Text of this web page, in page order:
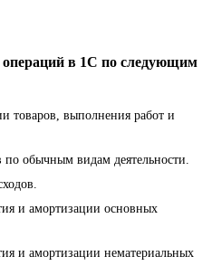
операций в 1С по следующим
товаров, выполнения работ и
по обычным видам деятельности.
и амортизации основных
и амортизации нематериальных